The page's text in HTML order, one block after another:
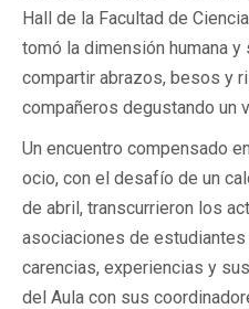
Hall de la Facultad de
tomó la dimensión humana
compartir abrazos, besos y
compañeros degustando un
Un encuentro compensado
ocio, con el desafío de un
de abril, transcurrieron los
asociaciones de
carencias, experiencias y
del Aula con sus